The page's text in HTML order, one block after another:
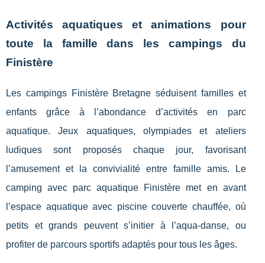
Activités aquatiques et animations pour
toute la famille dans les campings du
Finistère
Les campings Finistère Bretagne séduisent familles et
enfants grâce à l’abondance d’activités en parc
aquatique. Jeux aquatiques, olympiades et ateliers
ludiques sont proposés chaque jour, favorisant
l’amusement et la convivialité entre famille amis. Le
camping avec parc aquatique Finistère met en avant
l’espace aquatique avec piscine couverte chauffée, où
petits et grands peuvent s’initier à l’aqua-danse, ou
profiter de parcours sportifs adaptés pour tous les âges.